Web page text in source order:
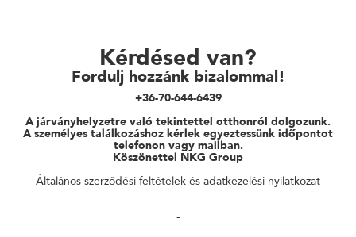
Kérdésed van?
Fordulj hozzánk bizalommal!
+36-70-644-6439
A járványhelyzetre való tekintettel otthonról dolgozunk.
A személyes találkozáshoz kérlek egyeztessünk időpontot
telefonon vagy mailban.
Köszönettel NKG Group
Általános szerződési feltételek és adatkezelési nyilatkozat
-